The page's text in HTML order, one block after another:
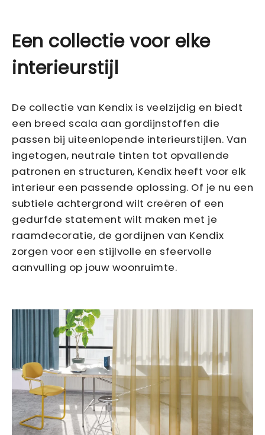
Een collectie voor elke
interieurstijl
De collectie van Kendix is veelzijdig en biedt
een breed scala aan gordijnstoffen die
passen bij uiteenlopende interieurstijlen. Van
ingetogen, neutrale tinten tot opvallende
patronen en structuren, Kendix heeft voor elk
interieur een passende oplossing. Of je nu een
subtiele achtergrond wilt creëren of een
gedurfde statement wilt maken met je
raamdecoratie, de gordijnen van Kendix
zorgen voor een stijlvolle en sfeervolle
aanvulling op jouw woonruimte.